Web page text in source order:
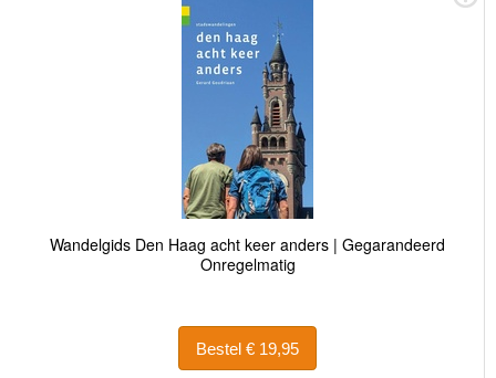
Wandelgids Den Haag acht keer anders | Gegarandeerd
Onregelmatig
Bestel € 19,95